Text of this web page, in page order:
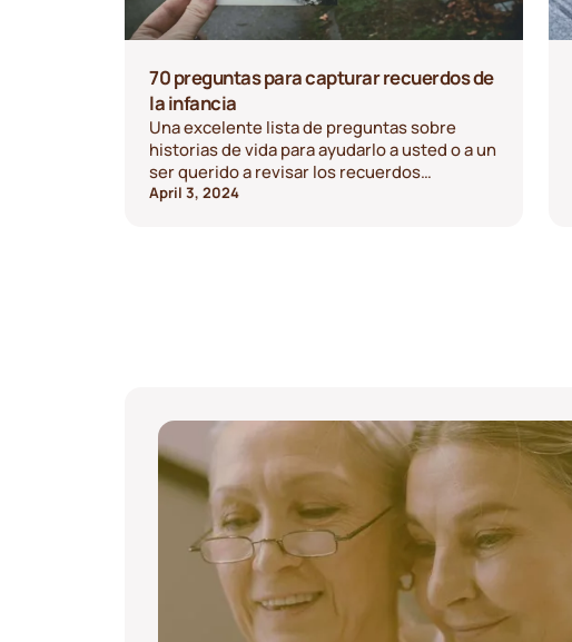
70 preguntas para capturar recuerdos de
la infancia
Una excelente lista de preguntas sobre
historias de vida para ayudarlo a usted o a un
ser querido a revisar los recuerdos
formativos de la infancia.
April 3, 2024